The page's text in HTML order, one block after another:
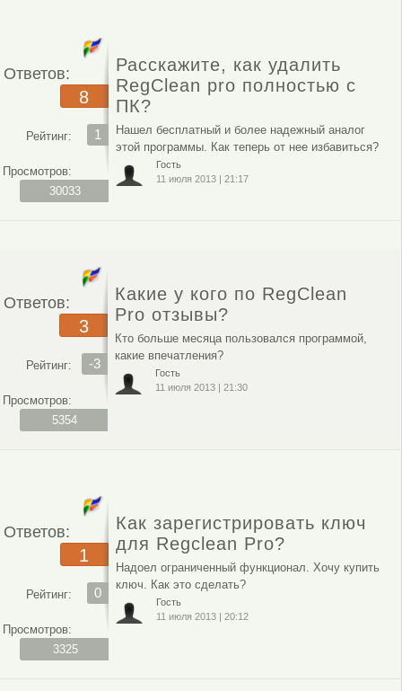
Ответов:
8
Рейтинг: 1
Просмотров:
30033
Расскажите, как удалить
RegClean pro полностью с
ПК?
Нашел бесплатный и более надежный аналог
этой программы. Как теперь от нее избавиться?
Гость
11 июля 2013| 21:17
Ответов:
3
Рейтинг: -3
Просмотров:
5354
Какие у кого по RegClean
Pro отзывы?
Кто больше месяца пользовался программой,
какие впечатления?
Гость
11 июля 2013 |21:30
Ответов:
1
Рейтинг: 0
Просмотров:
3325
Как зарегистрировать ключ
для Regclean Pro?
Надоел ограниченный функционал. Хочу купить
ключ. Как это сделать?
Гость
11 июля 2013| 20:12